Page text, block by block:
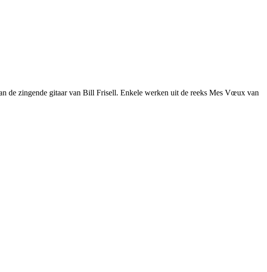
de zingende gitaar van Bill Frisell. Enkele werken uit de reeks Mes Vœux van